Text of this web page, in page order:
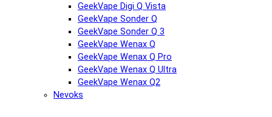
GeekVape Digi Q Vista
GeekVape Sonder Q
GeekVape Sonder Q 3
GeekVape Wenax Q
GeekVape Wenax Q Pro
GeekVape Wenax Q Ultra
GeekVape Wenax Q2
Nevoks